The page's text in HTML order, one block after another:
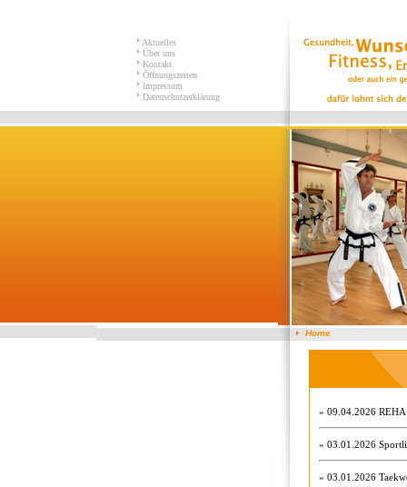
Aktuelles
Über uns
Kontakt
Öffnungszeiten
Impressum
Datenschutzerklärung
Home
» 09.04.2026
» 03.01.2026
» 03.01.2026